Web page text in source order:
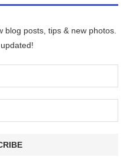
blog posts, tips & new photos.